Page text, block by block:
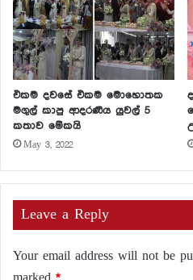
එකම දවසේ එකම මොහොතක
මගුල් කාපු ආදරණීය යුවල් 5
කතාව මේකයි
May 3, 2022
Leave a Reply
Your email address will not be